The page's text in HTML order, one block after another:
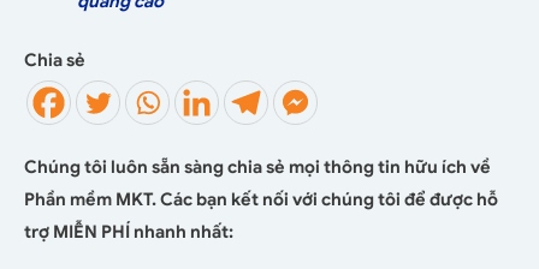
Chia sẻ
Chúng tôi luôn sẵn sàng chia sẻ mọi thông tin hữu ích về
Phần mềm MKT. Các bạn kết nối với chúng tôi để được hỗ
trợ MIỄN PHÍ nhanh nhất: